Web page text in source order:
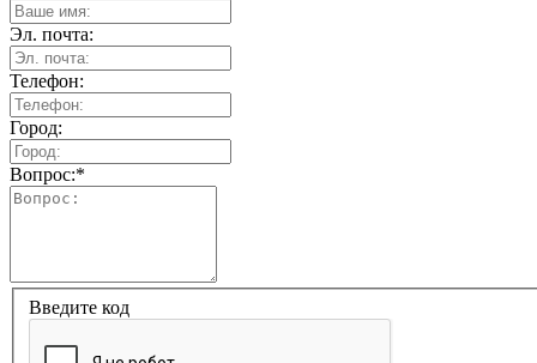
Эл. почта:
Телефон:
Город:
Вопрос:*
Введите код